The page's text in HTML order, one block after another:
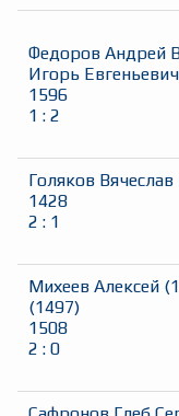
Федоров Андрей
Игорь Евгеньевич
1596
1 : 2
Голяков Вячеслав
1428
2 : 1
Михеев Алексей (
(1497)
1508
2 : 0